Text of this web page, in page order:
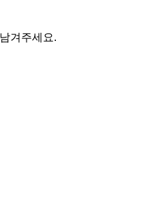
겨주세요.